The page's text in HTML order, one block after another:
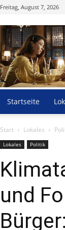
Freitag, August 7, 2026
Startseite
Start Lokales
Lokales Politik
und